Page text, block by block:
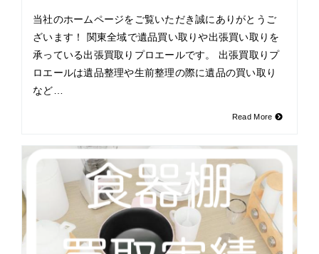
当社のホームページをご覧いただき誠にありがとうご
ざいます！ 関東全域で遺品買い取りや出張買い取りを
承っている出張買取りプロエールです。 出張買取りプ
ロエールは遺品整理や生前整理の際に遺品の買い取り
など…
Read More